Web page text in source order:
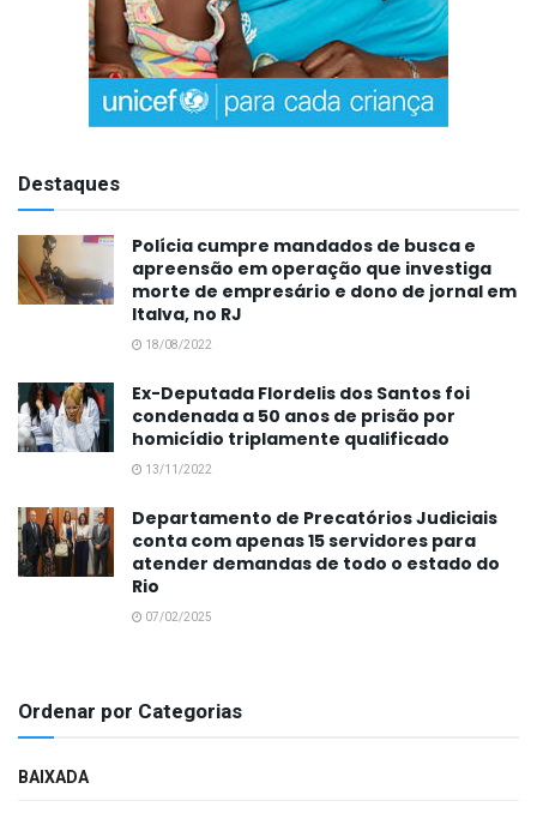
Destaques
Polícia cumpre mandados de busca e
apreensão em operação que investiga
morte de empresário e dono de jornal em
Italva, no RJ
18/08/2022
Ex-Deputada Flordelis dos Santos foi
condenada a 50 anos de prisão por
homicídio triplamente qualificado
13/11/2022
Departamento de Precatórios Judiciais
conta com apenas 15 servidores para
atender demandas de todo o estado do
Rio
07/02/2025
Ordenar por Categorias
BAIXADA